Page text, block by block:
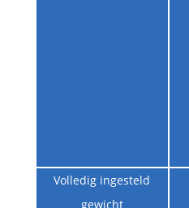
Volledig ingesteld
gewicht